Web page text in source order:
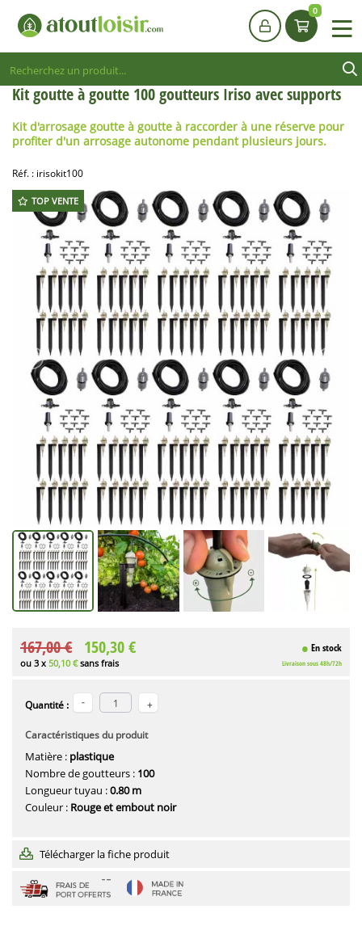
Kit goutte à goutte 100 goutteurs Iriso avec supports
Kit d'arrosage goutte à goutte à raccorder à une réserve pour
profiter d'un arrosage autonome pendant plusieurs jours.
Réf. : irisokit100
TOP VENTE
167,00 € 150,30 €
ou 3 x 50,10 €sans frais
En stock
Livraison sous 48h/72h
Quantité :
Caractéristiques du produit
Matière : plastique
Nombre de goutteurs : 100
Longueur tuyau :0.80 m
Couleur : Rouge et embout noir
Télécharger la fiche produit
0